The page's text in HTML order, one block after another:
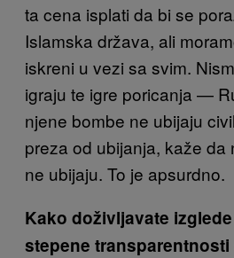
ta cena isplati da bi se
Islamska država, ali
iskreni u vezi sa svim.
igraju te igre poricanja —
njene bombe ne ubijaju
preza od ubijanja, kaže da
ne ubijaju. To je apsurdno.
Kako doživljavate
stepene